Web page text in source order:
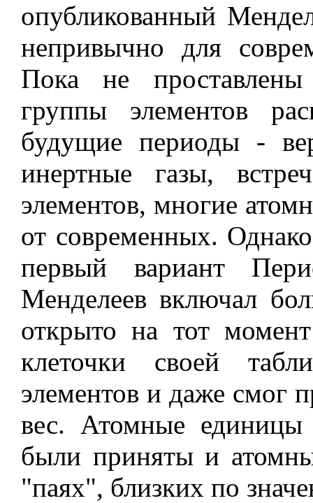
опубликованный
непривычно для
Пока не
группы элементов
будущие периоды -
инертные газы,
элементов, многие
от современных.
первый вариант
Менделеев включал
открыто на тот
клеточки своей
элементов и даже смог
вес. Атомные
были приняты и
"паях", близких по